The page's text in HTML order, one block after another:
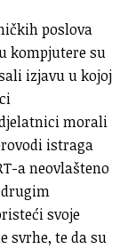
poslova
kompjutere su
izjavu u kojoj
morali
istraga
a neovlašteno
svoje
svrhe, te da su